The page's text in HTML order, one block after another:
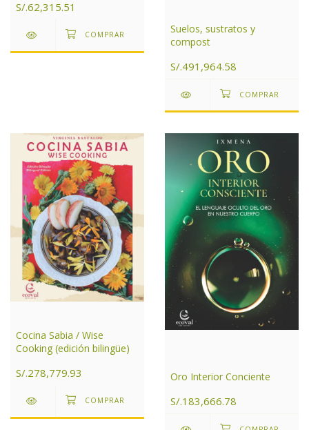
S/.62,315.51
Suelos, sustratos y
compost
S/.491,964.58
Cocina Sabia / Wise
Cooking (edición bilingüe)
S/.278,779.93 Oro Interior Conciente
S/.183,666.78